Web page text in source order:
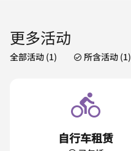
更多活动
全部活动 (1) 所含活动 (1)
自行车租赁